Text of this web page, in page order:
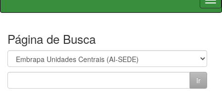
Página de Busca